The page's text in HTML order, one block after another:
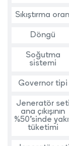
Sıkıştırma
Döngü
Soğutma
sistemi
Governor tipi
Jeneratör seti
ana çıkışının
%50’sinde
tüketimi